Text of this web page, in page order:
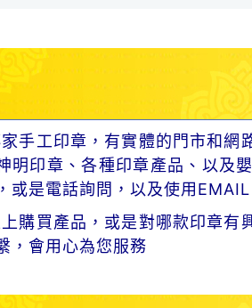
手工印章，有實體的門市和網
明印章、各種印章產品、以及
或是電話詢問，以及使用
購買產品，或是對哪款印章有
，會用心為您服務